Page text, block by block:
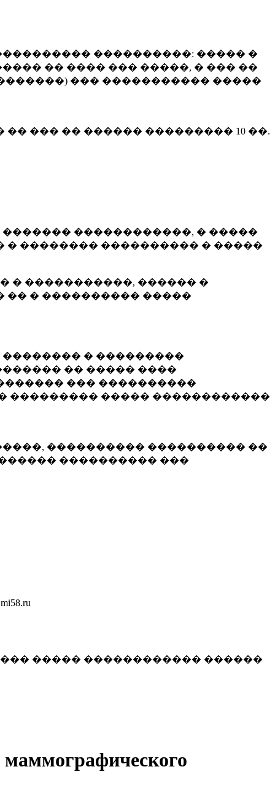
����������: ����� �
�� ���� ��� �����, � ��� ��
��� ����������� �����
�� ��� �� ������ ��������� 10 ��.
������������, � �����
�������� ���������� � �����
� �����������, ������ �
�� � ���������� �����
� ���������
�� ����� ����
��� ����������
��������� ����� ������������
���������� ���������� ��
���������� ���
����� ������������ ������
маммографического